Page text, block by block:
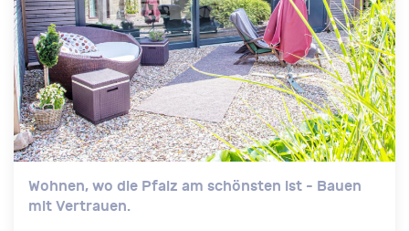
Wohnen, wo die Pfalz am schönsten ist - Bauen
mit Vertrauen.